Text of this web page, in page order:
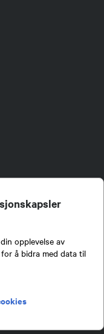
opplevelse av
å bidra med data til
av kunnskap om jakt og
et sterkt jakt-, fiske-, og
for innhold de